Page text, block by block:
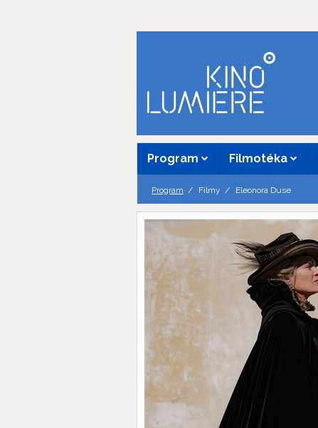
Program Filmotéka
Program Filmy Eleonora Duse